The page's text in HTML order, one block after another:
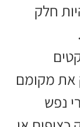
חלק
את מקומם
נפש